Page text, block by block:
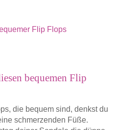
bequemen Flip
die bequem sind, denkst du
schmerzenden Füße.